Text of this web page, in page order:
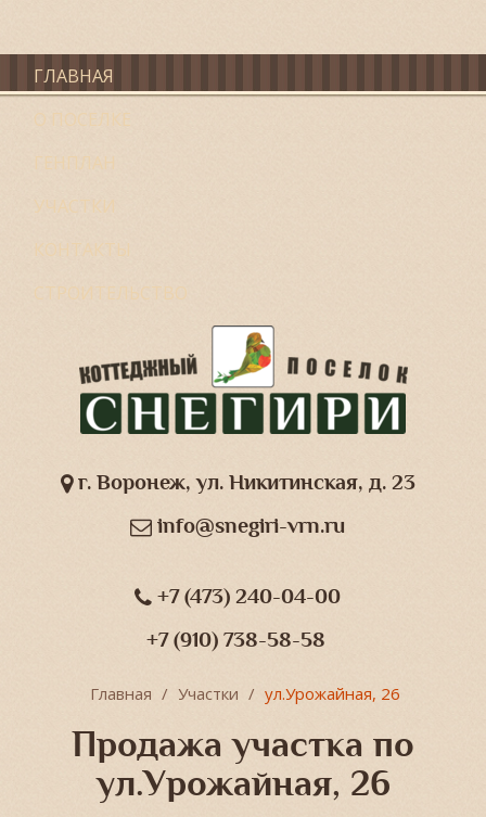
ГЛАВНАЯ
О ПОСЕЛКЕ
ГЕНПЛАН
УЧАСТКИ
КОНТАКТЫ
СТРОИТЕЛЬСТВО
г. Воронеж, ул. Никитинская, д. 23
info@snegiri-vrn.ru
+7 (473) 240-04-00
+7 (910) 738-58-58
Главная Участки ул.Урожайная, 26
Продажа участка по
ул.Урожайная, 26